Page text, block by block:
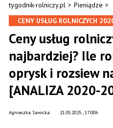
tygodnik-rolniczy.pl > Pieniądze >
CENY USŁUG ROLNICZYCH
Ceny usług
najbardziej? Ile
oprysk i rozsiew
[ANALIZA 2020-
21.05.2025., 17:00h
Agnieszka Sawicka